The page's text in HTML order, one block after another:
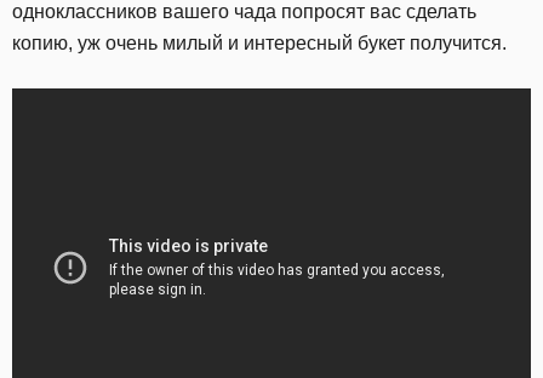
одноклассников вашего чада попросят вас сделать
копию, уж очень милый и интересный букет получится.